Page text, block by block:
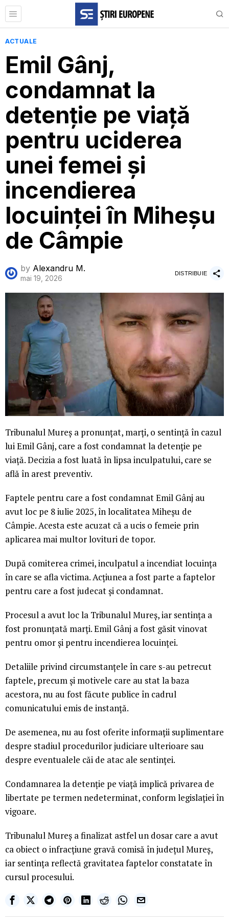
ACTUALE
Emil Gânj,
condamnat la
detenție pe viață
pentru uciderea
unei femei și
incendierea
locuinței în Miheșu
de Câmpie
by Alexandru M.
mai 19, 2026
DISTRIBUIE
Tribunalul Mureș a pronunțat, marți, o sentință în cazul
lui Emil Gânj, care a fost condamnat la detenție pe
viață. Decizia a fost luată în lipsa inculpatului, care se
află în arest preventiv.
Faptele pentru care a fost condamnat Emil Gânj au
avut loc pe 8 iulie 2025, în localitatea Miheșu de
Câmpie. Acesta este acuzat că a ucis o femeie prin
aplicarea mai multor lovituri de topor.
După comiterea crimei, inculpatul a incendiat locuința
în care se afla victima. Acțiunea a fost parte a faptelor
pentru care a fost judecat și condamnat.
Procesul a avut loc la Tribunalul Mureș, iar sentința a
fost pronunțată marți. Emil Gânj a fost găsit vinovat
pentru omor și pentru incendierea locuinței.
Detaliile privind circumstanțele în care s-au petrecut
faptele, precum și motivele care au stat la baza
acestora, nu au fost făcute publice în cadrul
comunicatului emis de instanță.
De asemenea, nu au fost oferite informații suplimentare
despre stadiul procedurilor judiciare ulterioare sau
despre eventualele căi de atac ale sentinței.
Condamnarea la detenție pe viață implică privarea de
libertate pe termen nedeterminat, conform legislației în
vigoare.
Tribunalul Mureș a finalizat astfel un dosar care a avut
ca obiect o infracțiune gravă comisă în județul Mureș,
iar sentința reflectă gravitatea faptelor constatate în
cursul procesului.